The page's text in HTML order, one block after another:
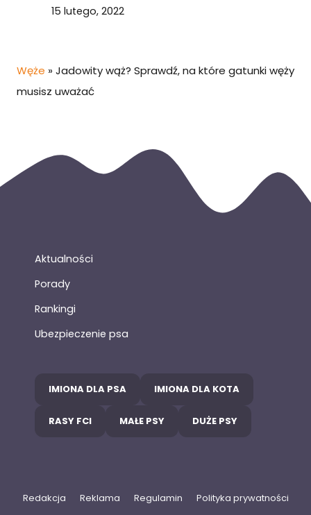
15 lutego, 2022
Węże » Jadowity wąż? Sprawdź, na które gatunki węży
musisz uważać
Aktualności
Porady
Rankingi
Ubezpieczenie psa
IMIONA DLA PSA IMIONA DLA KOTA
RASY FCI MAŁE PSY DUŻE PSY
Redakcja Reklama Regulamin Polityka prywatności